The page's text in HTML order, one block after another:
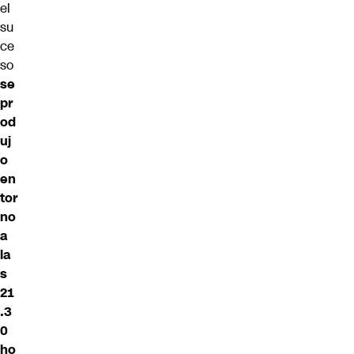
el
su
ce
so
se
pr
od
uj
o
en
tor
no
a
la
s
21
.3
0
ho